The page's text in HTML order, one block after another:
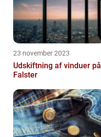
23 november 2023
Udskiftning af vinduer på
Falster